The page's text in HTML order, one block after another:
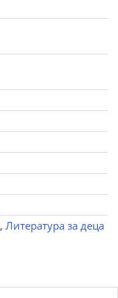
, Литература за деца